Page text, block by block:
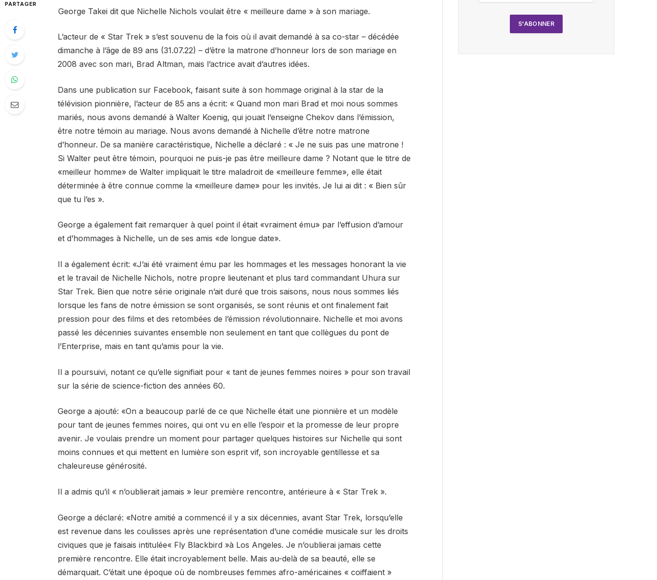
PARTAGER
George Takei dit que Nichelle Nichols voulait être « meilleure dame » à son mariage.
L’acteur de « Star Trek » s’est souvenu de la fois où il avait demandé à sa co-star – décédée
dimanche à l’âge de 89 ans (31.07.22) – d’être la matrone d’honneur lors de son mariage en
2008 avec son mari, Brad Altman, mais l’actrice avait d’autres idées.
Dans une publication sur Facebook, faisant suite à son hommage original à la star de la
télévision pionnière, l’acteur de 85 ans a écrit: « Quand mon mari Brad et moi nous sommes
mariés, nous avons demandé à Walter Koenig, qui jouait l’enseigne Chekov dans l’émission,
être notre témoin au mariage. Nous avons demandé à Nichelle d’être notre matrone
d’honneur. De sa manière caractéristique, Nichelle a déclaré : « Je ne suis pas une matrone !
Si Walter peut être témoin, pourquoi ne puis-je pas être meilleure dame ? Notant que le titre de
«meilleur homme» de Walter impliquait le titre maladroit de «meilleure femme», elle était
déterminée à être connue comme la «meilleure dame» pour les invités. Je lui ai dit : « Bien sûr
que tu l’es ».
George a également fait remarquer à quel point il était «vraiment ému» par l’effusion d’amour
et d’hommages à Nichelle, un de ses amis «de longue date».
Il a également écrit: «J’ai été vraiment ému par les hommages et les messages honorant la vie
et le travail de Nichelle Nichols, notre propre lieutenant et plus tard commandant Uhura sur
Star Trek. Bien que notre série originale n’ait duré que trois saisons, nous nous sommes liés
lorsque les fans de notre émission se sont organisés, se sont réunis et ont finalement fait
pression pour des films et des retombées de l’émission révolutionnaire. Nichelle et moi avons
passé les décennies suivantes ensemble non seulement en tant que collègues du pont de
l’Enterprise, mais en tant qu’amis pour la vie.
Il a poursuivi, notant ce qu’elle signifiait pour « tant de jeunes femmes noires » pour son travail
sur la série de science-fiction des années 60.
George a ajouté: «On a beaucoup parlé de ce que Nichelle était une pionnière et un modèle
pour tant de jeunes femmes noires, qui ont vu en elle l’espoir et la promesse de leur propre
avenir. Je voulais prendre un moment pour partager quelques histoires sur Nichelle qui sont
moins connues et qui mettent en lumière son esprit vif, son incroyable gentillesse et sa
chaleureuse générosité.
Il a admis qu’il « n’oublierait jamais » leur première rencontre, antérieure à « Star Trek ».
George a déclaré: «Notre amitié a commencé il y a six décennies, avant Star Trek, lorsqu’elle
est revenue dans les coulisses après une représentation d’une comédie musicale sur les droits
civiques que je faisais intitulée« Fly Blackbird »à Los Angeles. Je n’oublierai jamais cette
première rencontre. Elle était incroyablement belle. Mais au-delà de sa beauté, elle se
démarquait. C’était une époque où de nombreuses femmes afro-américaines « coiffaient »